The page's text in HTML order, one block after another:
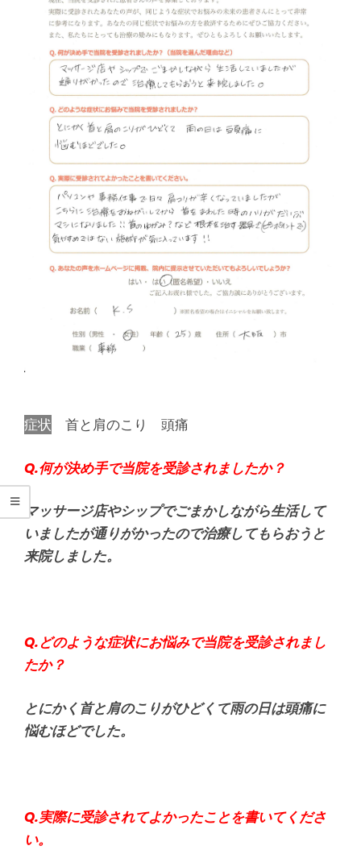
肩
こ
り
痛
整
ら
ヤ
マ
シ
タ
骨
院
症状 首と肩のこり 頭痛
Q.何が決め手で当院を受診されましたか？
マッサージ店やシップでごまかしながら生活して
いましたが通りがかったので治療してもらおうと
来院しました。
Q.どのような症状にお悩みで当院を受診されまし
たか？
とにかく首と肩のこりがひどくて雨の日は頭痛に
悩むほどでした。
Q.実際に受診されてよかったことを書いてくださ
い。